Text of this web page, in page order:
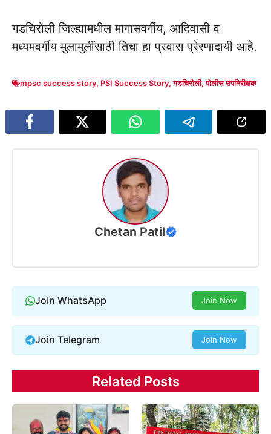
गडचिरोली जिल्ह्यामधील मागासवर्गीय, आदिवासी व
मध्यमवर्गीय मुलामुलींसाठी तिचा हा प्रवास प्रेरणादायी आहे.
mpsc success story, PSI Success Story,गडचिरोली,पोलीस उपनिरीक्षक
Chetan Patil
Join WhatsApp Join Now
Join Telegram Join Now
Related Posts